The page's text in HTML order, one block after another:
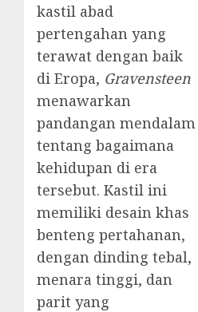
kastil abad
pertengahan yang
terawat dengan baik
di Eropa, Gravensteen
menawarkan
pandangan mendalam
tentang bagaimana
kehidupan di era
tersebut. Kastil ini
memiliki desain khas
benteng pertahanan,
dengan dinding tebal,
menara tinggi, dan
parit yang